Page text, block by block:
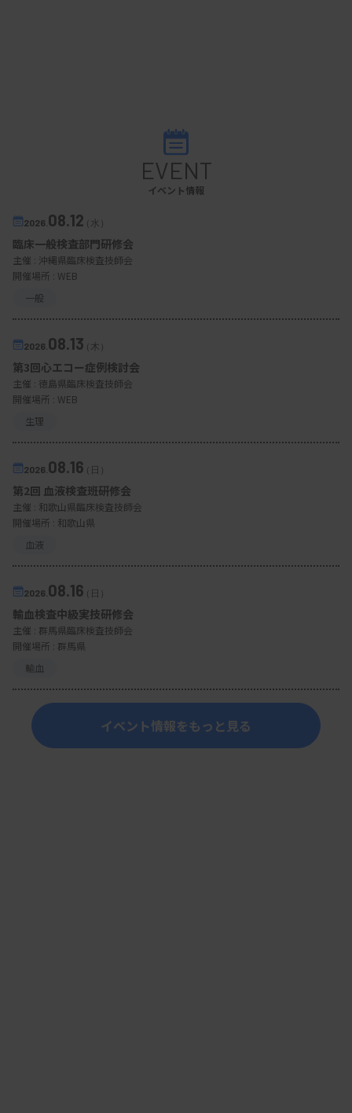
EVENT
イベント情報
2026. 08.12（水）
臨床一般検査部門研修会
主催 : 沖縄県臨床検査技師会
開催場所 : WEB
一般
2026. 08.13（木）
第3回心エコー症例検討会
主催 : 徳島県臨床検査技師会
開催場所 : WEB
生理
2026. 08.16（日）
第2回 血液検査班研修会
主催 : 和歌山県臨床検査技師会
開催場所 : 和歌山県
血液
2026. 08.16（日）
輸血検査中級実技研修会
主催 : 群馬県臨床検査技師会
開催場所 : 群馬県
輸血
イベント情報をもっと見る